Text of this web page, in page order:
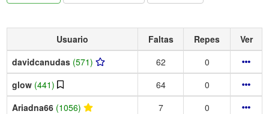
Usuario Faltas Repes
Ver
davidcanudas (571) 62
0
glow (441) 64
0
Ariadna66 (1056) 7
0